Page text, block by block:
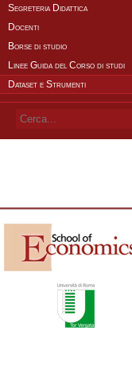
Segreteria Didattica
Docenti
Borse di studio
Linee Guida del Corso di studi
Dataset e Strumenti